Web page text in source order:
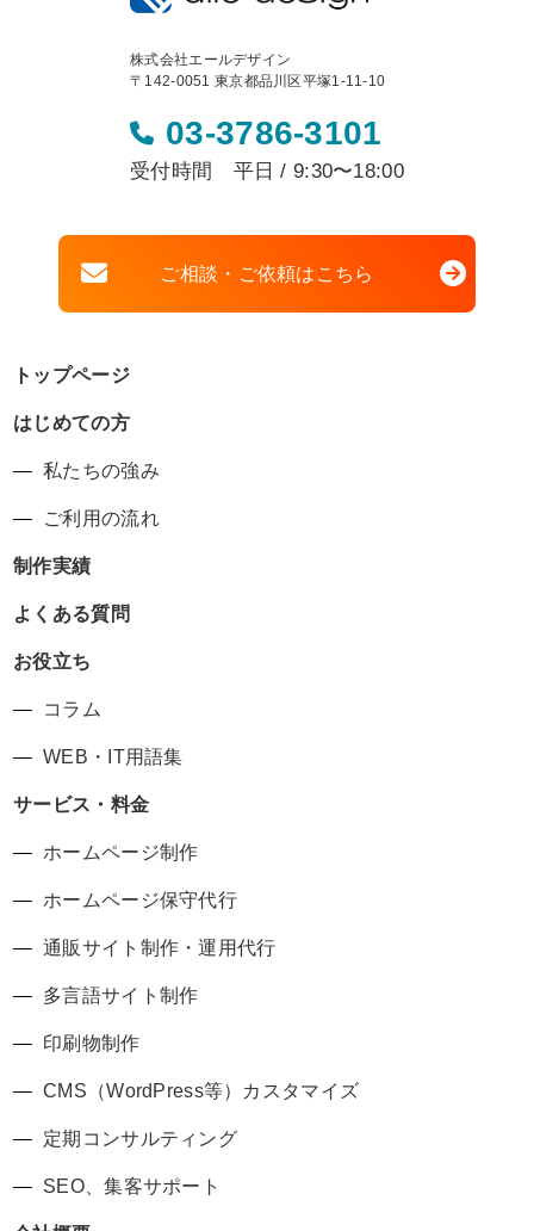
株式会社エールデザイン
〒142-0051 東京都品川区平塚1-11-10
03-3786-3101
受付時間 平日 / 9:30〜18:00
ご相談・ご依頼はこちら
トップページ
はじめての方
私たちの強み
ご利用の流れ
制作実績
よくある質問
お役立ち
コラム
WEB・IT用語集
サービス・料金
ホームページ制作
ホームページ保守代行
通販サイト制作・運用代行
多言語サイト制作
印刷物制作
CMS（WordPress等）カスタマイズ
定期コンサルティング
SEO、集客サポート